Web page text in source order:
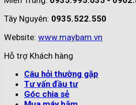
Tây Nguyên: 0935.522.550
Website: www.maybam.vn
Hỗ trợ Khách hàng
Câu hỏi thường gặp
Tư vấn đầu tư
Góc chia sẻ